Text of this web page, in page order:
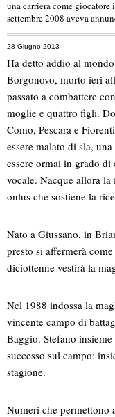
una carriera come
settembre 2008 aveva
28 Giugno 2013
Ha detto addio al
Borgonovo, morto ieri
passato a combattere
moglie e quattro figli.
Como, Pescara e
essere malato di sla,
essere ormai in grado
vocale. Nacque allora
onlus che sostiene la
Nato a Giussano, in
presto si affermerà
diciottenne vestirà la
Nel 1988 indossa la
vincente campo di
Baggio. Stefano
successo sul campo:
stagione.
Numeri che permettono